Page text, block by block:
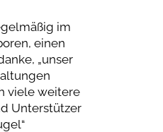
im
einen
„unser
viele weitere
Unterstützer